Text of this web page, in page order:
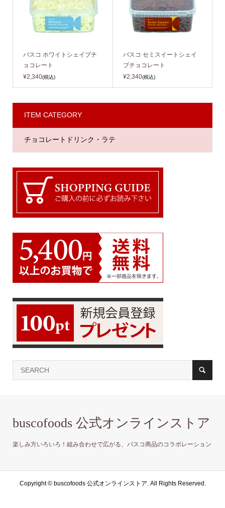
バスコ ホワイトシェイブチ
ョコレート
¥2,340(税込)
バスコ セミスイートシェイ
ブチョコレート
¥2,340(税込)
ITEM CATEGORY
チョコレートドリンク・ラテ
buscofoods 公式オンラインストア
楽しみ方いろいろ！組み合わせで広がる、バスコ商品のコラボレーション
Copyright ©buscofoods 公式オンラインストア. All Rights Reserved.